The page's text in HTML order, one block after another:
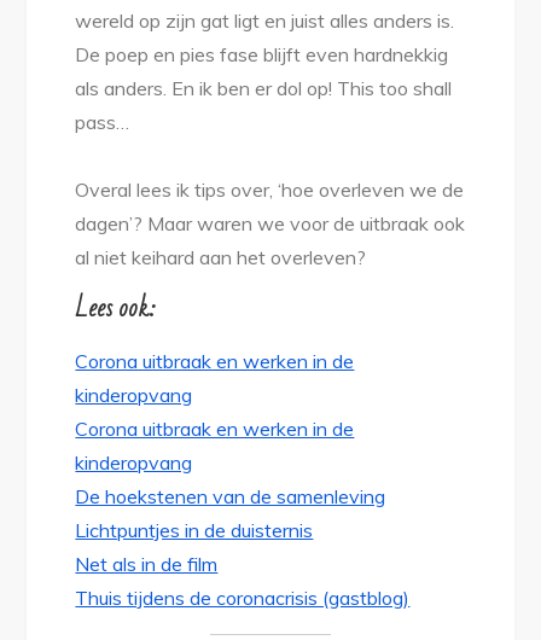
wereld op zijn gat ligt en juist alles anders is.
De poep en pies fase blijft even hardnekkig
als anders. En ik ben er dol op! This too shall
pass…
Overal lees ik tips over, ‘hoe overleven we de
dagen’? Maar waren we voor de uitbraak ook
al niet keihard aan het overleven?
Lees ook:
Corona uitbraak en werken in de
kinderopvang
Corona uitbraak en werken in de
kinderopvang
De hoekstenen van de samenleving
Lichtpuntjes in de duisternis
Net als in de film
Thuis tijdens de coronacrisis (gastblog)